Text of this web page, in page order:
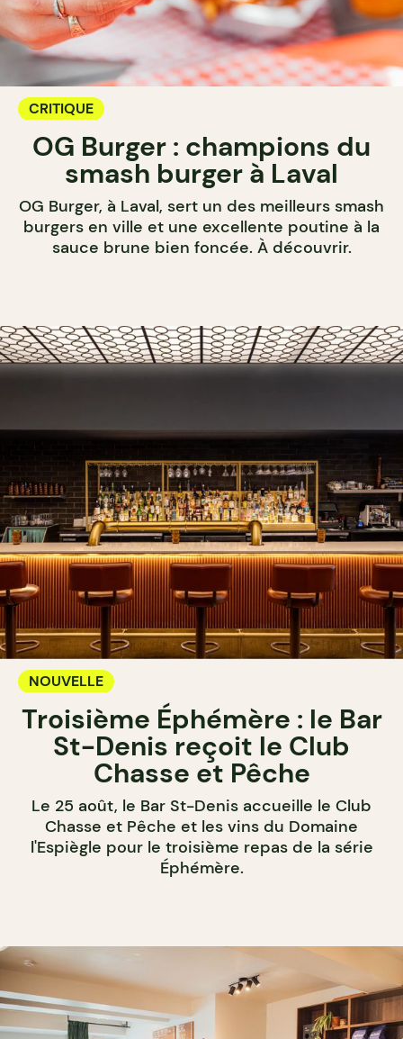
CRITIQUE
OG Burger : champions du
smash burger à Laval
OG Burger, à Laval, sert un des meilleurs smash
burgers en ville et une excellente poutine à la
sauce brune bien foncée. À découvrir.
NOUVELLE
Troisième Éphémère : le Bar
St-Denis reçoit le Club
Chasse et Pêche
Le 25 août, le Bar St-Denis accueille le Club
Chasse et Pêche et les vins du Domaine
l'Espiègle pour le troisième repas de la série
Éphémère.